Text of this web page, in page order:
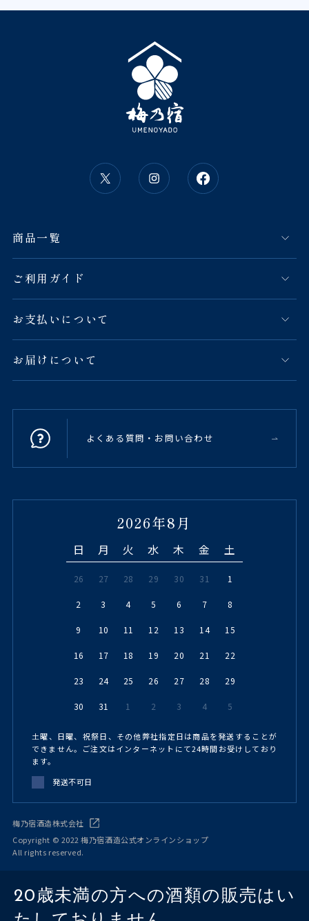
商品一覧
ご利用ガイド
お支払いについて
お届けについて
よくある質問・お問い合わせ
2026年8月
日 月 火 水 木 金 土
26 27 28 29 30 31 1
2 3 4 5 6 7 8
9 10 11 12 13 14 15
16 17 18 19 20 21 22
23 24 25 26 27 28 29
30 31 1 2 3 4 5
土曜、日曜、祝祭日、その他弊社指定日は商品を発送することが
できません。ご注文はインターネットにて24時間お受けしており
ます。
発送不可日
梅乃宿酒造株式会社
Copyright © 2022 梅乃宿酒造公式オンラインショップ
All rights reserved.
20歳未満の方への酒類の販売はい